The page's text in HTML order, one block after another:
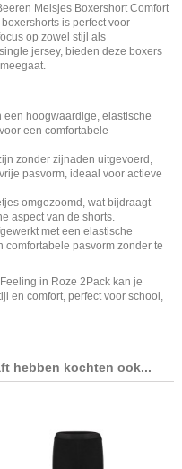
Meisjes Boxershort Comfort
is perfect voor
op zowel stijl als
jersey, bieden deze boxers
een hoogwaardige, elastische
een comfortabele
zonder zijnaden uitgevoerd,
pasvorm, ideaal voor actieve
omgezoomd, wat bijdraagt
aspect van de shorts.
met een elastische
pasvorm zonder te
in Roze 2Pack kan je
en comfort, perfect voor school,
hebben kochten ook...